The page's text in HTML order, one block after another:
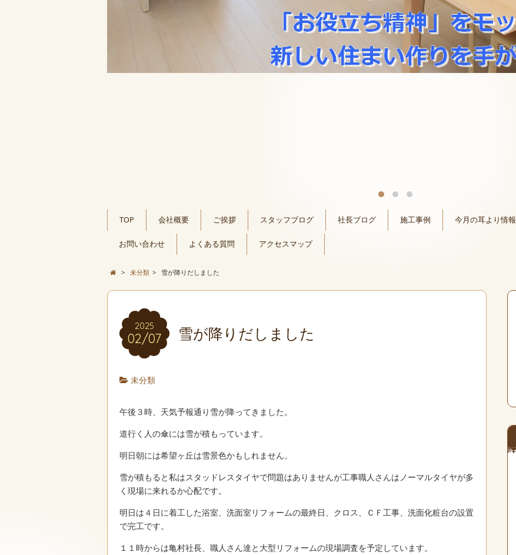
TOP 会社概要 ご挨拶 スタッフブログ 社長ブログ 施工事例 今月の耳より情報
お問い合わせ よくある質問 アクセスマップ
> 未分類 > 雪が降りだしました
2025
02/07 雪が降りだしました
未分類
午後３時、天気予報通り雪が降ってきました。
道行く人の傘には雪が積もっています。
明日朝には希望ヶ丘は雪景色かもしれません。
雪が積もると私はスタッドレスタイヤで問題はありませんが工事職人さんはノーマルタイヤが多
く現場に来れるか心配です。
明日は４日に着工した浴室、洗面室リフォームの最終日、クロス、ＣＦ工事、洗面化粧台の設置
で完工です。
１１時からは亀村社長、職人さん達と大型リフォームの現場調査を予定しています。